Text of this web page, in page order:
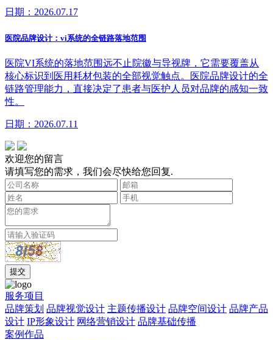
日期：2026.07.17
医院品牌设计：vi系统的全链路落地范围
医院VI系统的落地范围远不止院徽与导视牌，它需要覆盖从
核心标识到医用耗材包装的全部视觉触点。医院品牌设计的全
链路管理能力，直接决定了患者与医护人员对品牌的感知一致
性。
日期：2026.07.11
欢迎您的留言
请填写您的需求，我们会尽快给您回复.
服务项目
品牌策划 品牌视觉设计 主题传播设计 品牌空间设计 品牌产品
设计 IP形象设计 网络营销设计 品牌基础传播
案例作品